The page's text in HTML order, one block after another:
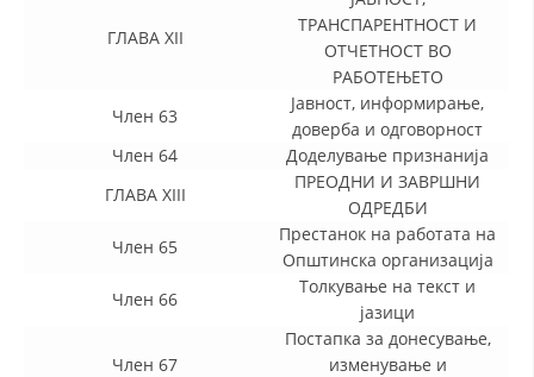
ГЛАВА XII
ТРАНСПАРЕНТНОСТ И
ОТЧЕТНОСТ ВО
РАБОТЕЊЕТО
Член 63
Јавност, информирање,
доверба и одговорност
Член 64
Доделување признанија
ГЛАВА XIII
ПРЕОДНИ И ЗАВРШНИ
ОДРЕДБИ
Член 65
Престанок на работата на
Општинска организација
Член 66
Толкување на текст и
јазици
Член 67
Постапка за донесување,
изменување и